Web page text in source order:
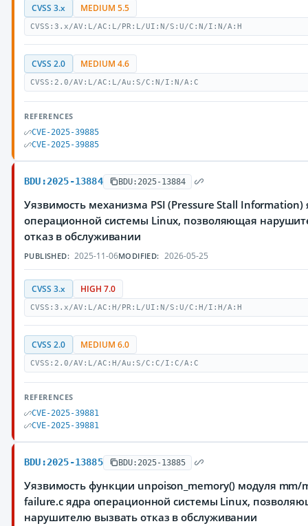
CVSS 3.x MEDIUM 5.5
CVSS:3.x/AV:L/AC:L/PR:L/UI:N/S:U/C:N/I:N/A:H
CVSS 2.0 MEDIUM 4.6
CVSS:2.0/AV:L/AC:L/Au:S/C:N/I:N/A:C
REFERENCES
CVE-2025-39885
CVE-2025-39885
BDU:2025-13884 BDU:2025-13884
Уязвимость механизма PSI (Pressure Stall Information)
операционной системы Linux, позволяющая
отказ в обслуживании
PUBLISHED: 2025-11-06MODIFIED: 2026-05-25
CVSS 3.x HIGH 7.0
CVSS:3.x/AV:L/AC:H/PR:L/UI:N/S:U/C:H/I:H/A:H
CVSS 2.0 MEDIUM 6.0
CVSS:2.0/AV:L/AC:H/Au:S/C:C/I:C/A:C
REFERENCES
CVE-2025-39881
CVE-2025-39881
BDU:2025-13885 BDU:2025-13885
Уязвимость функции unpoison_memory() модуля mm/
failure.c ядра операционной системы Linux,
нарушителю вызвать отказ в обслуживании